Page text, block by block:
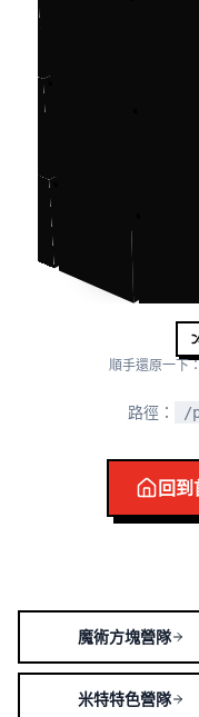
順手還原一下
路徑： /
回到
魔術方塊營隊
米特特色營隊